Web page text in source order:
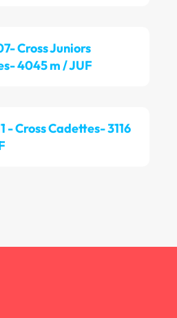
Cross Juniors
4045 m / JUF
- Cross Cadettes- 3116